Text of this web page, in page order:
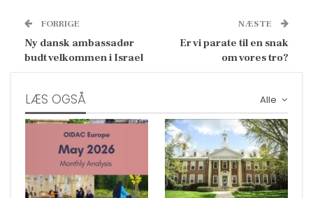
FORRIGE
Ny dansk ambassadør
budt velkommen i Israel
NÆSTE
Er vi parate til en snak
om vores tro?
Alle
LÆS OGSÅ